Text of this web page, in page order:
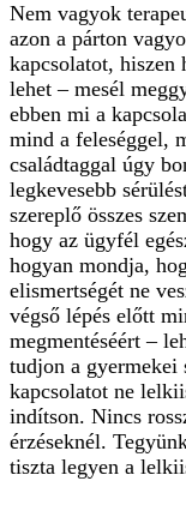
Nem vagyok
azon a párton
kapcsolatot,
lehet – mesél
ebben mi a
mind a feleséggel,
családtaggal úgy
legkevesebb
szereplő összes
hogy az ügyfél
hogyan mondja,
elismertségét ne
végső lépés előtt
megmentéséért –
tudjon a gyermekei
kapcsolatot ne
indítson. Nincs
érzéseknél.
tiszta legyen a